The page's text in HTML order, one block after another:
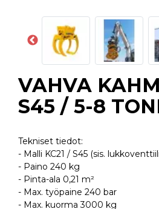
VAHVA
S45 / 5-8
Tekniset tiedot:
- Malli KC21 / S45 (sis.
- Paino 240 kg
- Pinta-ala 0,21 m²
- Max. työpaine 240 bar
- Max. kuorma 3000 kg